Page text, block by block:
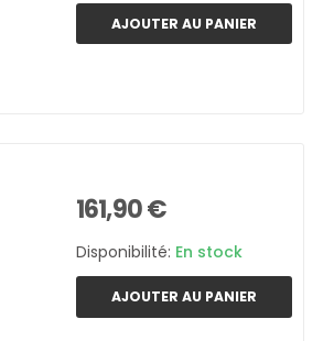
AJOUTER AU PANIER
161,90 €
Disponibilité: En stock
AJOUTER AU PANIER